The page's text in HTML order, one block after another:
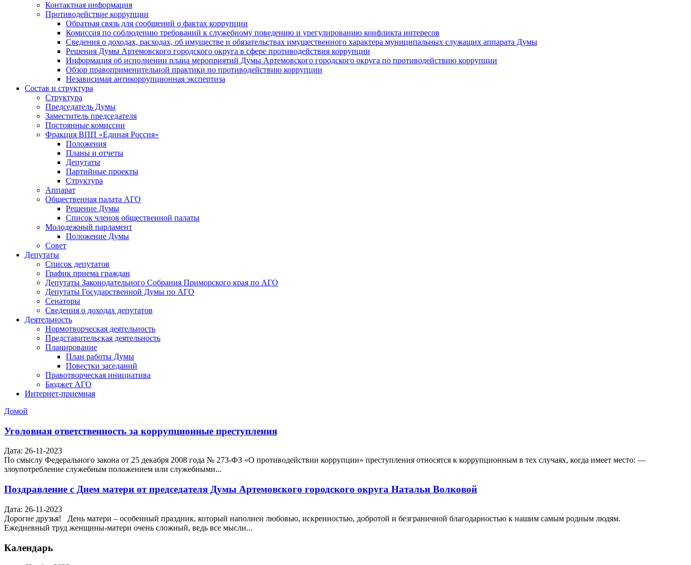
Контактная информация
Противодействие коррупции
Обратная связь для сообщений о фактах коррупции
Комиссия по соблюдению требований к служебному поведению и урегулированию конфликта интересов
Сведения о доходах, расходах, об имуществе и обязательствах имущественного характера муниципальных служащих аппарата Думы
Решения Думы Артемовского городского округа в сфере противодействия коррупции
Информация об исполнении плана мероприятий Думы Артемовского городского округа по противодействию коррупции
Обзор правоприменительной практики по противодействию коррупции
Независимая антикоррупционная экспертиза
Состав и структура
Структура
Председатель Думы
Заместитель председателя
Постоянные комиссии
Фракция ВПП «Единая Россия»
Положения
Планы и отчеты
Депутаты
Партийные проекты
Структура
Аппарат
Общественная палата АГО
Решение Думы
Список членов общественной палаты
Молодежный парламент
Положение Думы
Совет
Депутаты
Список депутатов
График приема граждан
Депутаты Законодательного Собрания Приморского края по АГО
Депутаты Государственной Думы по АГО
Сенаторы
Сведения о доходах депутатов
Деятельность
Нормотворческая деятельность
Представительская деятельность
Планирование
План работы Думы
Повестки заседаний
Правотворческая инициатива
Бюджет АГО
Интернет-приемная
Домой
Уголовная ответственность за коррупционные преступления
Дата: 26-11-2023
По смыслу Федерального закона от 25 декабря 2008 года № 273-ФЗ «О противодействии коррупции» преступления относятся к коррупционным в тех случаях, когда имеет место: —
злоупотребление служебным положением или служебными...
Поздравление с Днем матери от председателя Думы Артемовского городского округа Натальи Волковой
Дата: 26-11-2023
Дорогие друзья! День матери – особенный праздник, который наполнен любовью, искренностью, добротой и безграничной благодарностью к нашим самым родным людям.
Ежедневный труд женщины-матери очень сложный, ведь все мысли...
Календарь